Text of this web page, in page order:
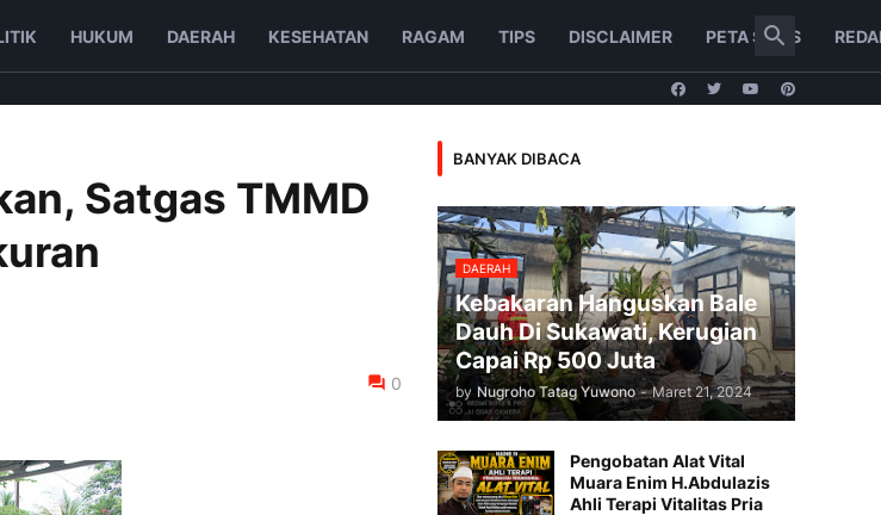
HUKUM DAERAH KESEHATAN RAGAM TIPS DISCLAIMER PETA SITUS
Satgas TMMD
0
BANYAK DIBACA
DAERAH
Kebakaran Hanguskan Bale
Dauh Di Sukawati, Kerugian
Capai Rp 500 Juta
by Nugroho Tatag Yuwono - Maret 21, 2024
Pengobatan Alat Vital
Muara Enim H.Abdulazis
Ahli Terapi Vitalitas Pria